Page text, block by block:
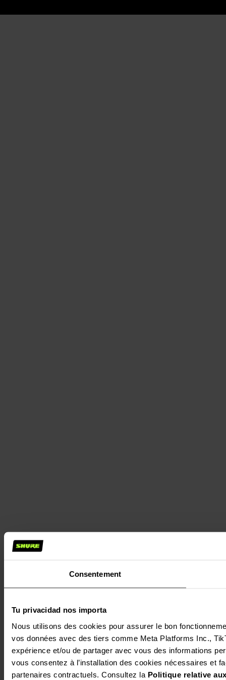
Consentement
Tu privacidad nos importa
Nous utilisons des cookies pour assurer le bon
vos données avec des tiers comme Meta Platforms Inc.,
expérience et/ou de partager avec vous des informations
vous consentez à l’installation des cookies nécessaires et
partenaires contractuels. Consultez la Politique relative